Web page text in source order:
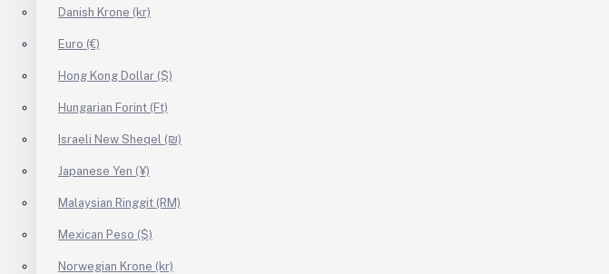
Danish Krone (kr)
Euro (€)
Hong Kong Dollar ($)
Hungarian Forint (Ft)
Israeli New Sheqel (₪)
Japanese Yen (¥)
Malaysian Ringgit (RM)
Mexican Peso ($)
Norwegian Krone (kr)